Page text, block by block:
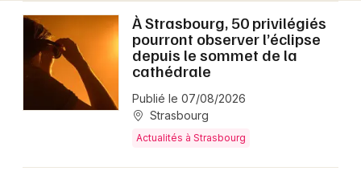
À Strasbourg, 50 privilégiés
pourront observer l’éclipse
depuis le sommet de la
cathédrale
Publié le 07/08/2026
Strasbourg
Actualités à Strasbourg